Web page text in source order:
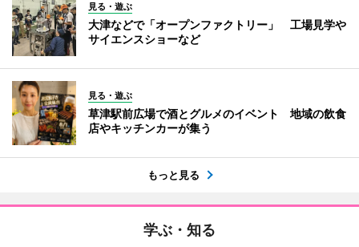
見る・遊ぶ
大津などで「オープンファクトリー」 工場見学や
サイエンスショーなど
見る・遊ぶ
草津駅前広場で酒とグルメのイベント 地域の飲食
店やキッチンカーが集う
もっと見る
学ぶ・知る